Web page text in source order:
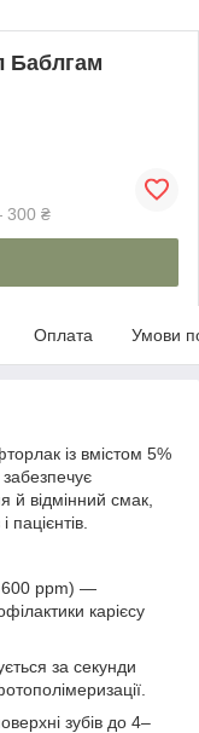
Баблгам
300 ₴
Оплата Умови
із вмістом 5%
й відмінний смак,
600 ppm) —
карієсу
за секунди
зубів до 4–